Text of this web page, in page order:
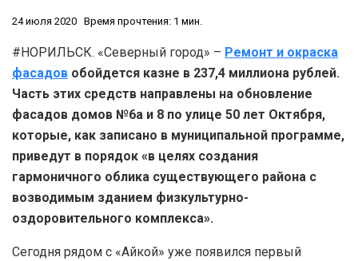
24 июля 2020 Время прочтения: 1 мин.
#НОРИЛЬСК. «Северный город» – Ремонт и окраска
фасадов обойдется казне в 237,4 миллиона рублей.
Часть этих средств направлены на обновление
фасадов домов №6а и 8 по улице 50 лет Октября,
которые, как записано в муниципальной программе,
приведут в порядок «в целях создания
гармоничного облика существующего района с
возводимым зданием физкультурно-
оздоровительного комплекса».
Сегодня рядом с «Айкой» уже появился первый